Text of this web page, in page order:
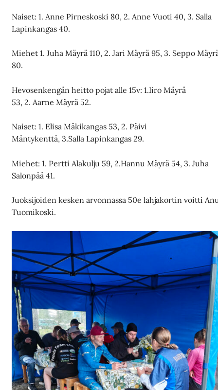
Naiset: 1. Anne Pirneskoski 80, 2. Anne Vuoti 40, 3. Salla
Lapinkangas 40.
Miehet 1. Juha Mäyrä 110, 2. Jari Mäyrä 95, 3. Seppo
80.
Hevosenkengän heitto pojat alle 15v: 1.Iiro Mäyrä
53, 2. Aarne Mäyrä 52.
Naiset: 1. Elisa Mäkikangas 53, 2. Päivi
Mäntykenttä, 3.Salla Lapinkangas 29.
Miehet: 1. Pertti Alakulju 59, 2.Hannu Mäyrä 54, 3. Juha
Salonpää 41.
Juoksijoiden kesken arvonnassa 50e lahjakortin voitti
Tuomikoski.